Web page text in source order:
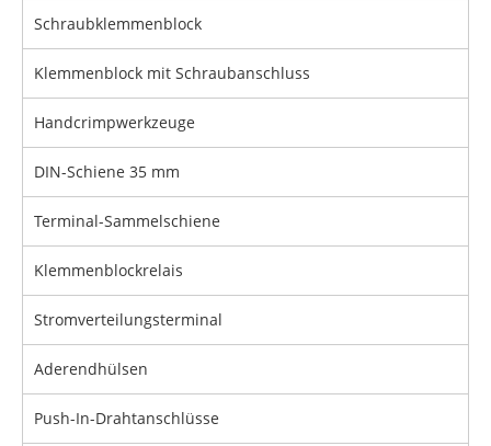
Schraubklemmenblock
Klemmenblock mit Schraubanschluss
Handcrimpwerkzeuge
DIN-Schiene 35 mm
Terminal-Sammelschiene
Klemmenblockrelais
Stromverteilungsterminal
Aderendhülsen
Push-In-Drahtanschlüsse